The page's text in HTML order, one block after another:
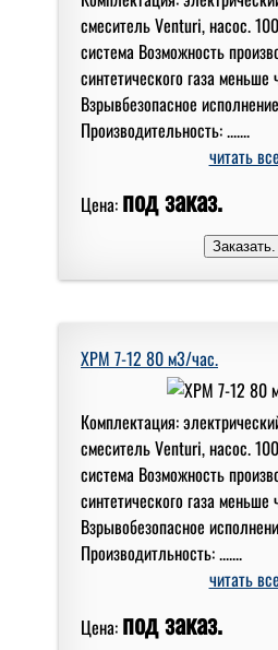
смеситель Venturi, насос.
система Возможность
синтетического газа меньше
Взрывбезопасное
Производительность: .......
читать все
Цена: под заказ.
XPM 7-12 80 м3/час.
Комплектация:
смеситель Venturi, насос.
система Возможность
синтетического газа меньше
Взрывобезопасное
Производитльность: .......
читать все
Цена: под заказ.